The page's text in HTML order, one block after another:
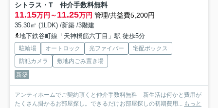
シトラス・T 仲介手数料無料
11.15万円～11.25万円 管理/共益費5,200円
35.30㎡ (1LDK) /新築 /3階建
地下鉄谷町線「天神橋筋六丁目」駅 徒歩5分
駐輪場 オートロック 光ファイバー
宅配ボックス
防犯カメラ
敷地内ごみ置き場
新築
アンティホームでご契約頂くと仲介手数料無料 新生活は何かと費用が
たくさん掛かるお部屋探し。できるだけお部屋探しの初期費用... もっと